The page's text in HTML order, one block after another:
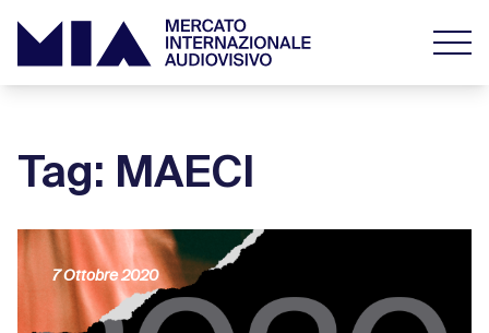
Tag: MAECI
7 Ottobre 2020